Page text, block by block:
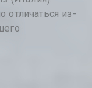
отличаться из-